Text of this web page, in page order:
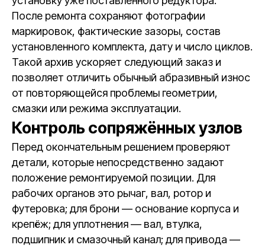
После ремонта сохраняют фотографии
маркировок, фактические зазоры, состав
установленного комплекта, дату и число циклов.
Такой архив ускоряет следующий заказ и
позволяет отличить обычный абразивный износ
от повторяющейся проблемы геометрии,
смазки или режима эксплуатации.
Контроль сопряжённых узлов
Перед окончательным решением проверяют
детали, которые непосредственно задают
положение ремонтируемой позиции. Для
рабочих органов это рычаг, вал, ротор и
футеровка; для брони — основание корпуса и
крепёж; для уплотнения — вал, втулка,
подшипник и смазочный канал; для привода —